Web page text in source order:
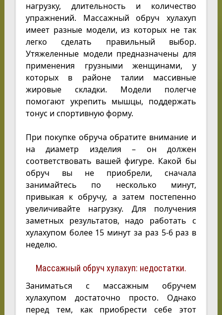
нагрузку, длительность и количество
упражнений. Массажный обруч хулахуп
имеет разные модели, из которых не так
легко сделать правильный выбор.
Утяжеленные модели предназначены для
применения грузными женщинами, у
которых в районе талии массивные
жировые складки. Модели полегче
помогают укрепить мышцы, поддержать
тонус и спортивную форму.
При покупке обруча обратите внимание и
на диаметр изделия – он должен
соответствовать вашей фигуре. Какой бы
обруч вы не приобрели, сначала
занимайтесь по несколько минут,
привыкая к обручу, а затем постепенно
увеличивайте нагрузку. Для получения
заметных результатов, надо работать с
хулахупом более 15 минут за раз 5-6 раз в
неделю.
Массажный обруч хулахуп: недостатки.
Заниматься с массажным обручем
хулахупом достаточно просто. Однако
перед тем, как приобрести себе этот